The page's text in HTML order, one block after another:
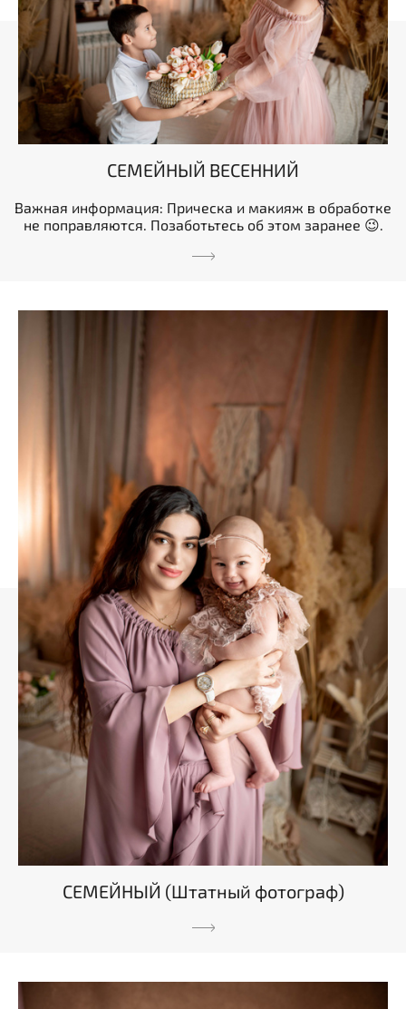
СЕМЕЙНЫЙ ВЕСЕННИЙ
Важная информация: Прическа и макияж в обработке
не поправляются. Позаботьтесь об этом заранее 😉.
СЕМЕЙНЫЙ (Штатный фотограф)